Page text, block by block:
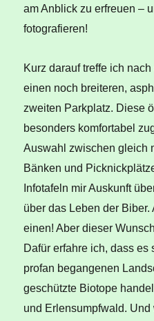
am Anblick zu erfreuen –
fotografieren!
Kurz darauf treffe ich
einen noch breiteren,
zweiten Parkplatz. Diese
besonders komfortabel
Auswahl zwischen gleich
Bänken und
Infotafeln mir Auskunft
über das Leben der Biber.
einen! Aber dieser
Dafür erfahre ich, dass es
profan begangenen
geschützte Biotope
und Erlensumpfwald.